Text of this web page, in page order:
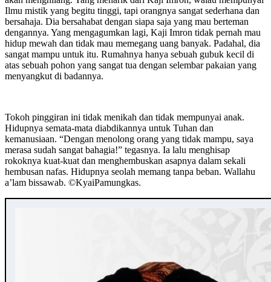
Ilmu mistik yang begitu tinggi, tapi orangnya sangat sederhana dan
bersahaja. Dia bersahabat dengan siapa saja yang mau berteman
dengannya. Yang mengagumkan lagi, Kaji Imron tidak pernah mau
hidup mewah dan tidak mau memegang uang banyak. Padahal, dia
sangat mampu untuk itu. Rumahnya hanya sebuah gubuk kecil di
atas sebuah pohon yang sangat tua dengan selembar pakaian yang
menyangkut di badannya.
Tokoh pinggiran ini tidak menikah dan tidak mempunyai anak.
Hidupnya semata-mata diabdikannya untuk Tuhan dan
kemanusiaan. “Dengan menolong orang yang tidak mampu, saya
merasa sudah sangat bahagia!” tegasnya. Ia lalu menghisap
rokoknya kuat-kuat dan menghembuskan asapnya dalam sekali
hembusan nafas. Hidupnya seolah memang tanpa beban. Wallahu
a’lam bissawab. ©KyaiPamungkas.